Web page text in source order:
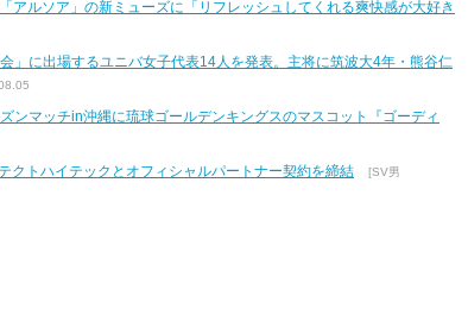
アルソア」の新ミューズに「リフレッシュしてくれる爽快感が大好き
」に出場するユニバ女子代表14人を発表。主将に筑波大4年・熊谷仁
マッチin沖縄に琉球ゴールデンキングスのマスコット『ゴーディ
クトハイテックとオフィシャルパートナー契約を締結 [SV男